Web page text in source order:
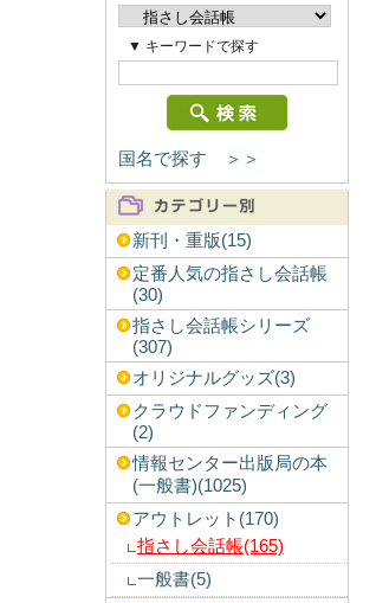
▼ キーワードで探す
国名で探す ＞＞
新刊・重版(15)
定番人気の指さし会話帳
(30)
指さし会話帳シリーズ
(307)
オリジナルグッズ(3)
クラウドファンディング
(2)
情報センター出版局の本
(一般書)(1025)
アウトレット(170)
指さし会話帳(165)
一般書(5)